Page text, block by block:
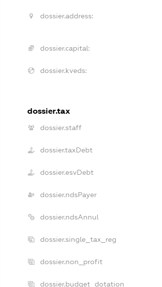
dossier.address:
dossier.capital:
dossier.kveds:
dossier.tax
dossier.staff
dossier.taxDebt
dossier.esvDebt
dossier.ndsPayer
dossier.ndsAnnul
dossier.single_tax_reg
dossier.non_profit
dossier.budget_dotation